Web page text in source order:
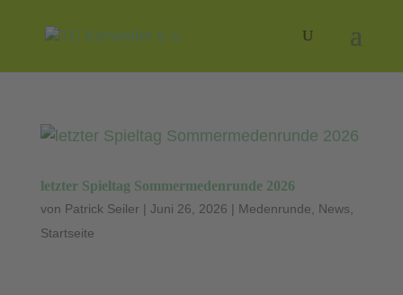
letzter Spieltag Sommermedenrunde 2026
von Patrick Seiler | Juni 26, 2026 | Medenrunde News
Startseite